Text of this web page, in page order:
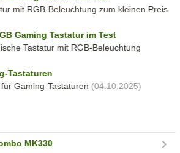
mit RGB-Beleuchtung zum kleinen Preis
Gaming Tastatur im Test
Tastatur mit RGB-Beleuchtung
Tastaturen
Gaming-Tastaturen (04.10.2025)
MK330